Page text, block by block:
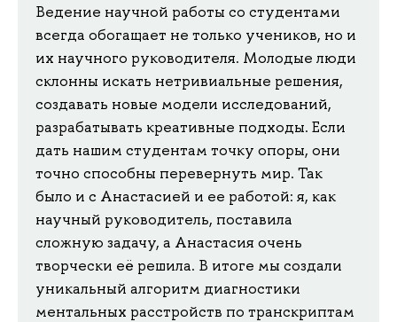
Ведение научной работы со студентами
всегда обогащает не только учеников, но и
их научного руководителя. Молодые люди
склонны искать нетривиальные решения,
создавать новые модели исследований,
разрабатывать креативные подходы. Если
дать нашим студентам точку опоры, они
точно способны перевернуть мир. Так
было и с Анастасией и ее работой: я, как
научный руководитель, поставила
сложную задачу, а Анастасия очень
творчески её решила. В итоге мы создали
уникальный алгоритм диагностики
ментальных расстройств по транскриптам